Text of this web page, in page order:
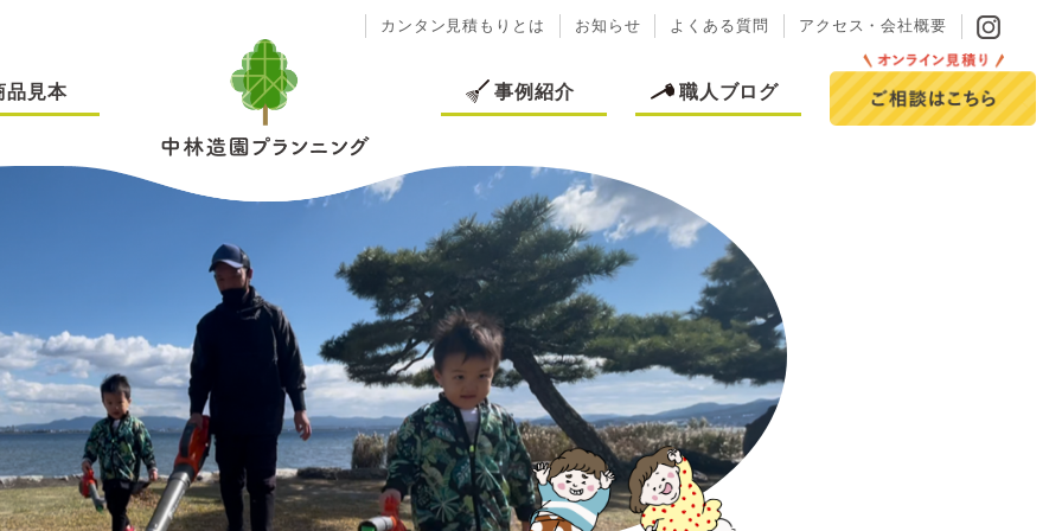
カンタン見積もりとは お知らせ よくある質問 アクセス・会社概要
品見本 事例紹介 職人ブログ